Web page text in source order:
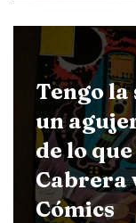
Tengo la
un
de lo
Cabrera
Cómics